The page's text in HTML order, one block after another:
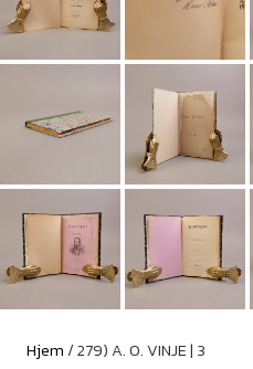
Hjem/ 279) A. O. VINJE | 3